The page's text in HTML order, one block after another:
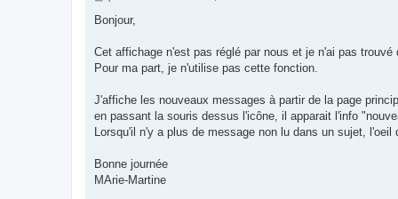
s
g
Bonjour,
Cet affichage n'est pas réglé par nous et je n'ai pas
Pour ma part, je n'utilise pas cette fonction.
J'affiche les nouveaux messages à partir de la page
en passant la souris dessus l'icône, il apparait l'info
Lorsqu'il n'y a plus de message non lu dans un sujet, l'oeil
Bonne journée
MArie-Martine